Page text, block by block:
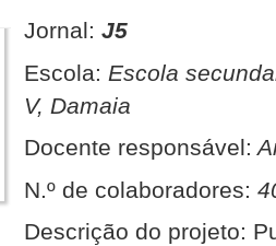
Jornal: J5
Escola: Escola
V, Damaia
Docente responsável:
N.º de colaboradores:
Descrição do projeto: